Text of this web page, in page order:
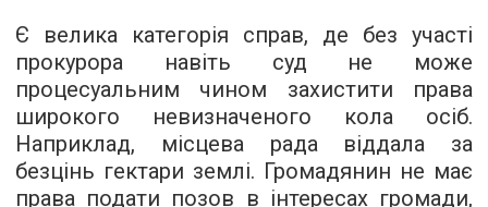
Є велика категорія справ, де без участі
прокурора навіть суд не може
процесуальним чином захистити права
широкого невизначеного кола осіб.
Наприклад, місцева рада віддала за
безцінь гектари землі. Громадянин не має
права подати позов в інтересах громади,